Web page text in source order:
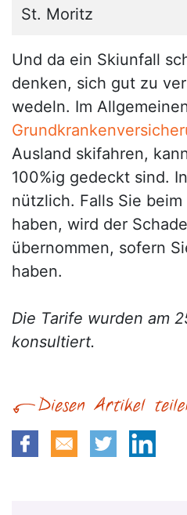
St. Moritz
Und da ein Skiunfall
denken, sich gut zu
wedeln. Im
Ausland skifahren,
100%ig gedeckt sind.
nützlich. Falls Sie
haben, wird der
übernommen, sofern
haben.
Die Tarife wurden am
konsultiert.